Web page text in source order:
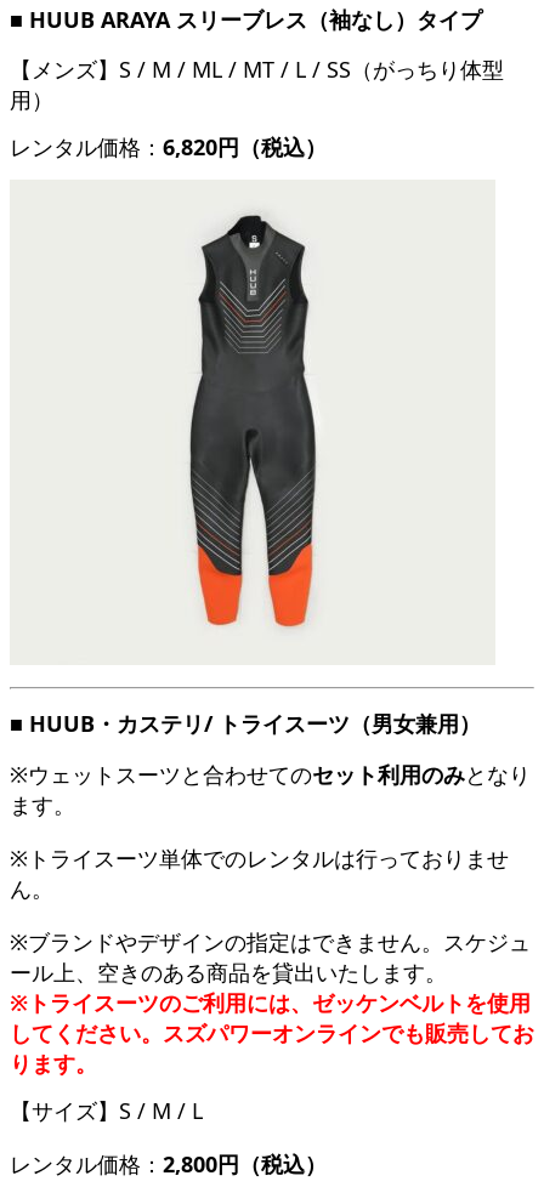
■ HUUB ARAYA スリーブレス（袖なし）タイプ
【メンズ】S / M / ML / MT / L / SS（がっちり体型
用）
レンタル価格： 6,820円（税込）
■ HUUB・カステリ/トライスーツ（男女兼用）
※ウェットスーツと合わせてのセット利用のみとなり
ます。
※トライスーツ単体でのレンタルは行っておりませ
ん。
※ブランドやデザインの指定はできません。スケジュ
ール上、空きのある商品を貸出いたします。
※トライスーツのご利用には、ゼッケンベルトを使用
してください。スズパワーオンラインでも販売してお
ります。
【サイズ】S / M / L
レンタル価格： 2,800円（税込）